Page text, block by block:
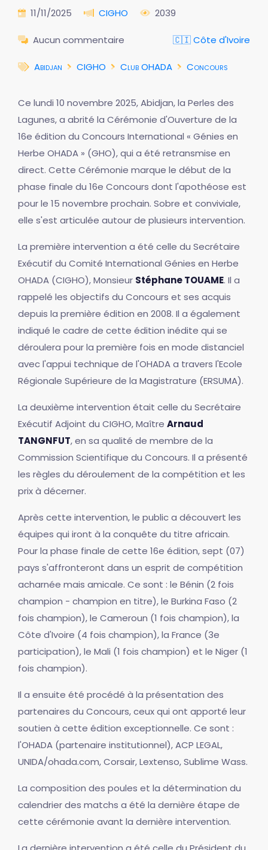
11/11/2025 CIGHO 2039
Aucun commentaire 🇨🇮 Côte d'Ivoire
Abidjan CIGHO Club OHADA Concours
Ce lundi 10 novembre 2025, Abidjan, la Perles des
Lagunes, a abrité la Cérémonie d'Ouverture de la
16e édition du Concours International « Génies en
Herbe OHADA » (GHO), qui a été retransmise en
direct. Cette Cérémonie marque le début de la
phase finale du 16e Concours dont l'apothéose est
pour le 15 novembre prochain. Sobre et conviviale,
elle s'est articulée autour de plusieurs intervention.
La première intervention a été celle du Secrétaire
Exécutif du Comité International Génies en Herbe
OHADA (CIGHO), Monsieur Stéphane TOUAME. Il a
rappelé les objectifs du Concours et ses acquis
depuis la première édition en 2008. Il a également
indiqué le cadre de cette édition inédite qui se
déroulera pour la première fois en mode distanciel
avec l'appui technique de l'OHADA a travers l'Ecole
Régionale Supérieure de la Magistrature (ERSUMA).
La deuxième intervention était celle du Secrétaire
Exécutif Adjoint du CIGHO, Maître Arnaud
TANGNFUT, en sa qualité de membre de la
Commission Scientifique du Concours. Il a présenté
les règles du déroulement de la compétition et les
prix à décerner.
Après cette intervention, le public a découvert les
équipes qui iront à la conquête du titre africain.
Pour la phase finale de cette 16e édition, sept (07)
pays s'affronteront dans un esprit de compétition
acharnée mais amicale. Ce sont : le Bénin (2 fois
champion - champion en titre), le Burkina Faso (2
fois champion), le Cameroun (1 fois champion), la
Côte d'Ivoire (4 fois champion), la France (3e
participation), le Mali (1 fois champion) et le Niger (1
fois champion).
Il a ensuite été procédé à la présentation des
partenaires du Concours, ceux qui ont apporté leur
soutien à cette édition exceptionnelle. Ce sont :
l'OHADA (partenaire institutionnel), ACP LEGAL,
UNIDA/ohada.com, Corsair, Lextenso, Sublime Wass.
La composition des poules et la détermination du
calendrier des matchs a été la dernière étape de
cette cérémonie avant la dernière intervention.